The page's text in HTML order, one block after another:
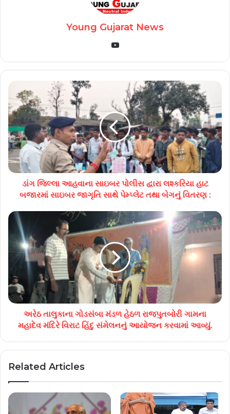
Young Gujarat News
YouTube
ડાંગ જિલ્લા આહવાના સાઇબર પોલીસ દ્વારા લશ્કરિયા હાટ
બજારમાં સાઇબર જાગૃતિ સાથે પેમ્પ્લેટ તથા બેગનું વિતરણ :
અરેઠ તાલુકાના ગોડસંબા મંડળ હેઠળ રાજપુતબોરી ગામના
મહાદેવ મંદિરે વિરાટ હિંદુ સંમેલનનું આયોજન કરવામાં આવ્યું.
Related Articles